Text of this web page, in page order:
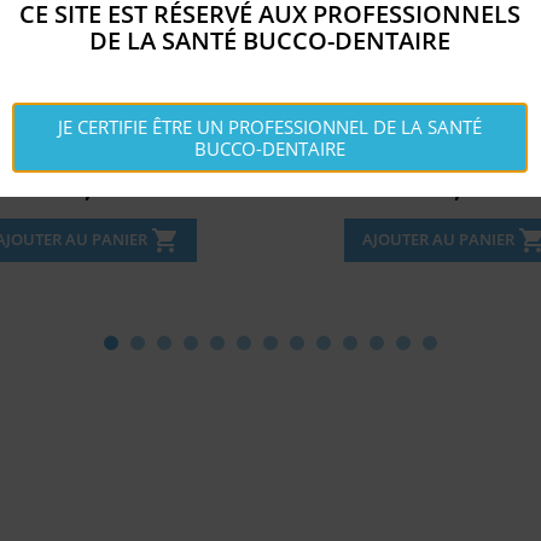
BRUSH REG...
Prix
19,
AU PANIER shopping_cart
MEMBRANE CYTOPLAST
Prix
344,
AJOUTER AU PANIER
CE SITE EST RÉSERVÉ AUX PROFESSIONNELS
DE LA SANTÉ BUCCO-DENTAIRE
JE CERTIFIE ÊTRE UN PROFESSIONNEL DE LA SANTÉ
BUCCO-DENTAIRE